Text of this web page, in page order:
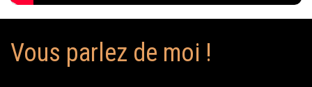
Vous parlez de moi !